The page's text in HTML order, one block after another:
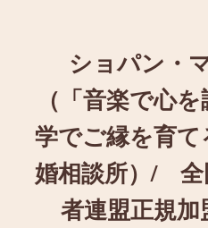
ショパン・
（「音楽で心
学でご縁を育
婚相談所）/ 全
者連盟正規